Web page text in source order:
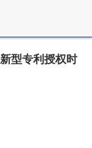
型专利授权时